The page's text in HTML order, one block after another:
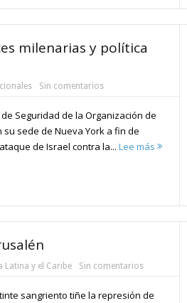
milenarias y política
Sin comentarios
de Seguridad de la Organización de
sede de Nueva York a fin de
de Israel contra la... Lee más
Latina y el Caribe Sin comentarios
sangriento tiñe la represión de